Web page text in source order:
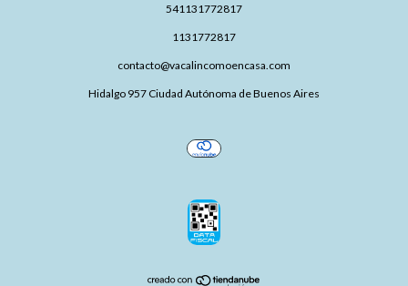
541131772817
1131772817
contacto@vacalincomoencasa.com
Hidalgo 957 Ciudad Autónoma de Buenos Aires